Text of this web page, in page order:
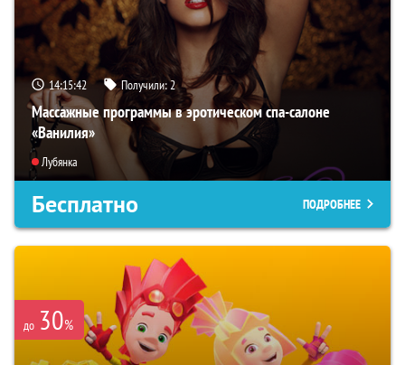
14:15:41 Получили:2
Массажные программы в эротическом спа-салоне
«Ванилия»
Лубянка
Бесплатно ПОДРОБНЕЕ
до 30%